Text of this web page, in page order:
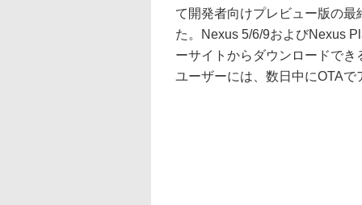
て開発者向けプレビュー版の
た。Nexus 5/6/9およびNexus
ーサイトからダウンロードで
ユーザーには、数日中にOTA